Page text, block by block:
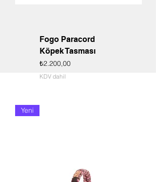
Fogo Paracord
Köpek Tasması
Fiyat
₺2.200,00
KDV dahil
Yeni